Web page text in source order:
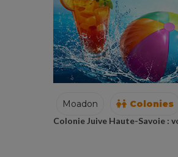
Moadon Colonies
France Kineret
Colonie Juive Haute-Savoie :